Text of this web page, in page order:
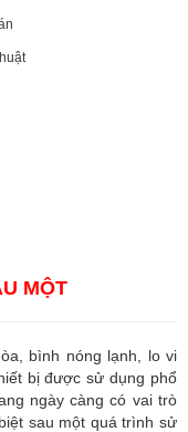
MỘT
bình nóng lạnh, lo vi
bị được sử dụng phổ
ngày càng có vai trò
sau một quá trình sử